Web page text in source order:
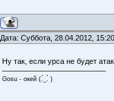
Дата: Суббота, 28.04.2012,
Ну так, если урса не будет
Gosu - окей (.́_.̀ )